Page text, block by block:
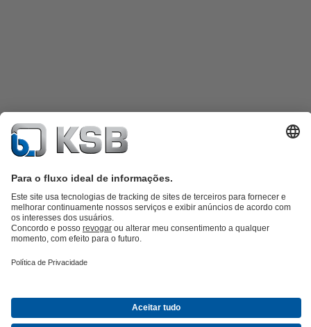
Catálogo de produtosKSB SupremeServ: peças sobressalentes
de comprasFerramentas
ImprensaCarreirasRedes Sociais
Contacto